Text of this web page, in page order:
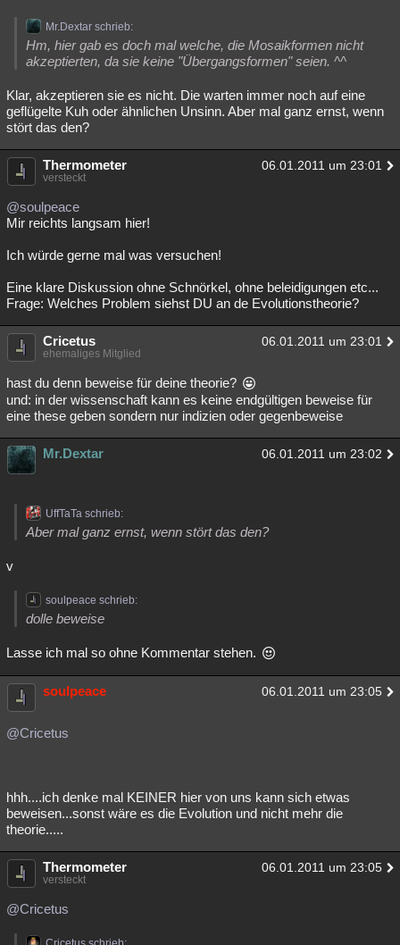
Mr.Dextar schrieb:
Hm, hier gab es doch mal welche, die Mosaikformen nicht
akzeptierten, da sie keine "Übergangsformen" seien. ^^
Klar, akzeptieren sie es nicht. Die warten immer noch auf eine
geflügelte Kuh oder ähnlichen Unsinn. Aber mal ganz ernst, wenn
stört das den?
Thermometer 06.01.2011 um 23:01
versteckt
@soulpeace
Mir reichts langsam hier!
Ich würde gerne mal was versuchen!
Eine klare Diskussion ohne Schnörkel, ohne beleidigungen etc...
Frage: Welches Problem siehst DU an de Evolutionstheorie?
Cricetus 06.01.2011 um 23:01
ehemaliges Mitglied
hast du denn beweise für deine theorie?
und: in der wissenschaft kann es keine endgültigen beweise für
eine these geben sondern nur indizien oder gegenbeweise
Mr.Dextar 06.01.2011 um 23:02
UffTaTa schrieb:
Aber mal ganz ernst, wenn stört das den?
v
soulpeace schrieb:
dolle beweise
Lasse ich mal so ohne Kommentar stehen.
soulpeace 06.01.2011 um 23:05
@Cricetus
hhh....ich denke mal KEINER hier von uns kann sich etwas
beweisen...sonst wäre es die Evolution und nicht mehr die
theorie.....
Thermometer 06.01.2011 um 23:05
versteckt
@Cricetus